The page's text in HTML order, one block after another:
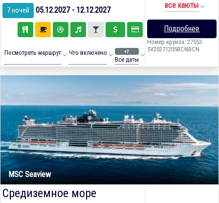
7 ночей 05.12.2027 - 12.12.2027
Посмотреть маршрут Что включено +7
Все даты
все каюты
Подробнее
Номер круиза: 27552-
SV20271205BCNBCN
MSC Seaview
Средиземное море